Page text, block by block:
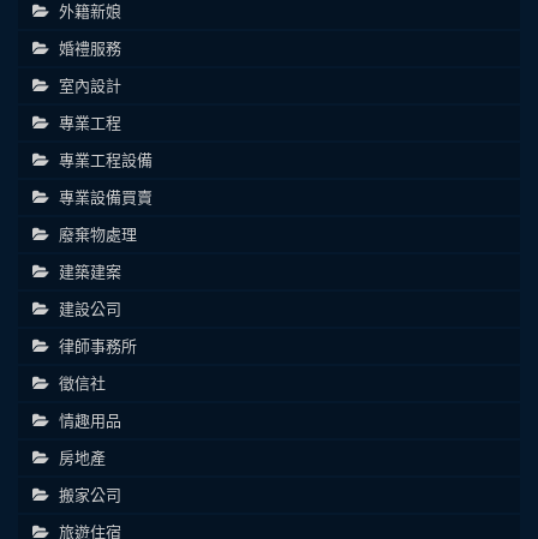
外籍新娘
婚禮服務
室內設計
專業工程
專業工程設備
專業設備買賣
廢棄物處理
建築建案
建設公司
律師事務所
徵信社
情趣用品
房地產
搬家公司
旅遊住宿